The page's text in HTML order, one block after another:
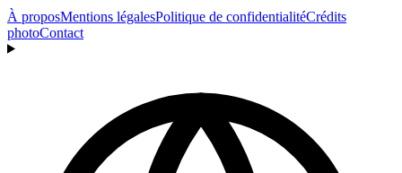
À proposMentions légalesPolitique de confidentialitéCrédits
photoContact